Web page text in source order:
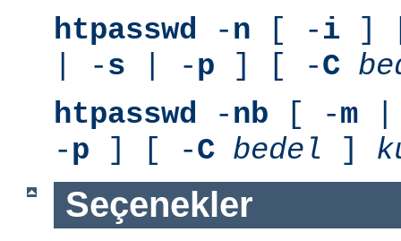
htpasswd -n [ -i ]
| -s | -p ] [ -C
htpasswd -nb [ -m
-p ] [ -C bedel ]
Seçenekler